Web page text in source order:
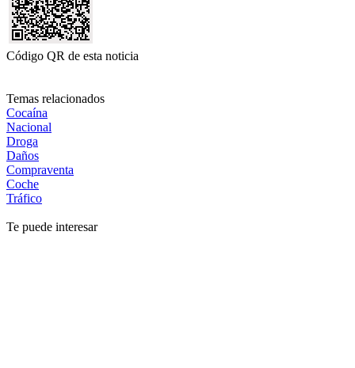
Código QR de esta noticia
Temas relacionados
Cocaína
Nacional
Droga
Daños
Compraventa
Coche
Tráfico
Te puede interesar